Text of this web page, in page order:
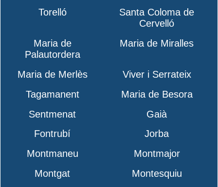
Torelló
Santa Coloma de
Cervelló
Maria de
Palautordera
Maria de Miralles
Maria de Merlès
Viver i Serrateix
Tagamanent
Maria de Besora
Sentmenat
Gaià
Fontrubí
Jorba
Montmaneu
Montmajor
Montgat
Montesquiu